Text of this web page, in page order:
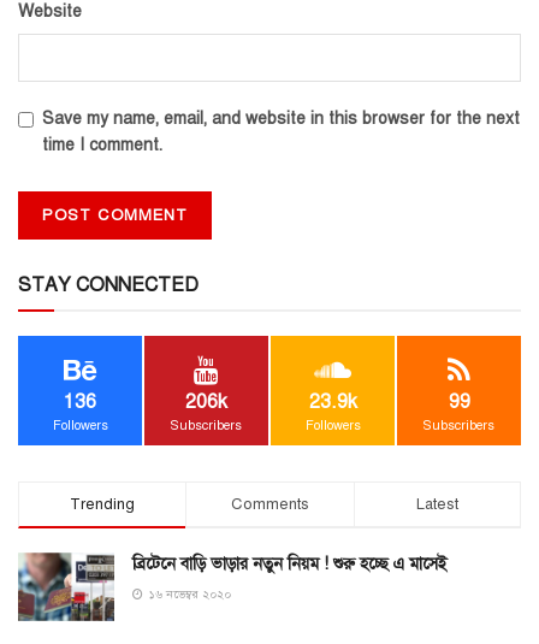
Website
Save my name, email, and website in this browser for the next
time I comment.
STAY CONNECTED
136
Followers
206k
Subscribers
23.9k
Followers
99
Subscribers
Trending Comments Latest
ব্রিটেনে বাড়ি ভাড়ার নতুন নিয়ম ! শুরু হচ্ছে এ মাসেই
১৬ নভেম্বর ২০২০